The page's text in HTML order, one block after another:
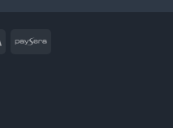
Sepa Paysera